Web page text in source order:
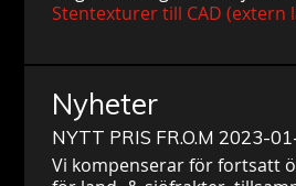
Stentexturer till CAD (extern
Nyheter
NYTT PRIS FR.O.M 2023-
Vi kompenserar för fortsatt